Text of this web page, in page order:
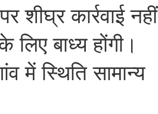
शीघ्र कार्रवाई नहीं
बाध्य होंगी।
में स्थिति सामान्य